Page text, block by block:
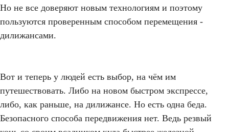
Но не все доверяют новым технологиям и поэтому
пользуются проверенным способом перемещения -
дилижансами.
Вот и теперь у людей есть выбор, на чём им
путешествовать. Либо на новом быстром экспрессе,
либо, как раньше, на дилижансе. Но есть одна беда.
Безопасного способа передвижения нет. Ведь резвый